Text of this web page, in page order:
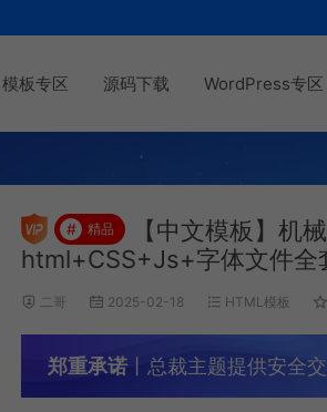
模板专区 源码下载 WordPress专区
# 精品
【中文模板】机
html+CSS+Js+字体文件全
二哥 2025-02-18 HTML模板
郑重承诺 丨总裁主题提供安全